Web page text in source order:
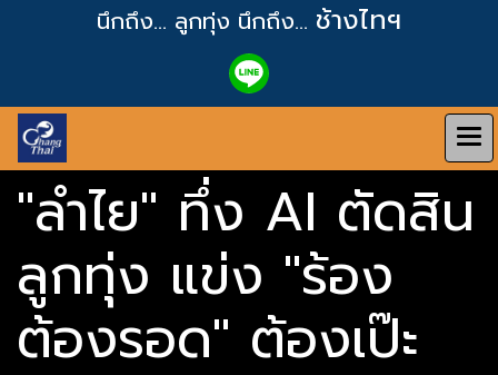
นึกถึง... ลูกทุ่ง นึกถึง... ช้างไทฯ
"ลำไย" ทึ่ง AI ตัดสิน
ลูกทุ่ง แข่ง "ร้อง
ต้องรอด" ต้องเป๊ะ